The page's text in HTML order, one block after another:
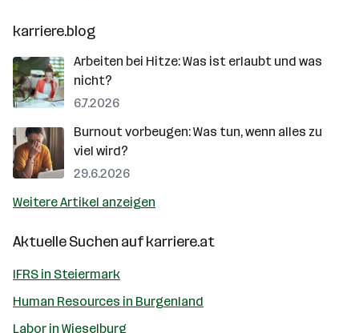
karriere.blog
Arbeiten bei Hitze: Was ist erlaubt und was
nicht?
6.7.2026
Burnout vorbeugen: Was tun, wenn alles zu
viel wird?
29.6.2026
Weitere Artikel anzeigen
Aktuelle Suchen aufkarriere.at
IFRS in Steiermark
Human Resources in Burgenland
Labor in Wieselburg